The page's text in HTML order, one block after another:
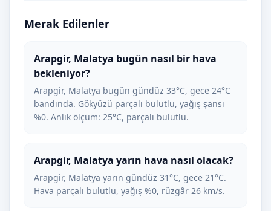
Merak Edilenler
Arapgir, Malatya bugün nasıl bir hava
bekleniyor?
Arapgir, Malatya bugün gündüz 33°C, gece 24°C
bandında. Gökyüzü parçalı bulutlu, yağış şansı
%0. Anlık ölçüm: 25°C, parçalı bulutlu.
Arapgir, Malatya yarın hava nasıl olacak?
Arapgir, Malatya yarın gündüz 31°C, gece 21°C.
Hava parçalı bulutlu, yağış %0, rüzgâr 26 km/s.